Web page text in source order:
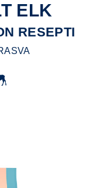
ELK
RESEPTI